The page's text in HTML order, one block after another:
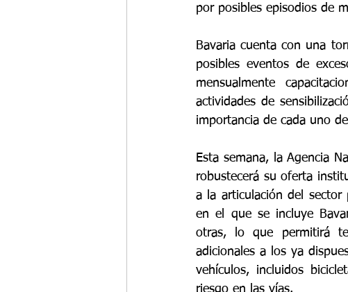
por posibles episodios de
Bavaria cuenta con una
posibles eventos de
mensualmente
actividades de
importancia de cada uno
Esta semana, la Agencia
robustecerá su oferta
a la articulación del sector
en el que se incluye
otras, lo que permitirá
adicionales a los ya
vehículos, incluidos
riesgo en las vías.